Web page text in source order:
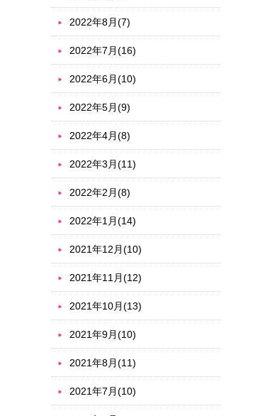
2022年8月(7)
2022年7月(16)
2022年6月(10)
2022年5月(9)
2022年4月(8)
2022年3月(11)
2022年2月(8)
2022年1月(14)
2021年12月(10)
2021年11月(12)
2021年10月(13)
2021年9月(10)
2021年8月(11)
2021年7月(10)